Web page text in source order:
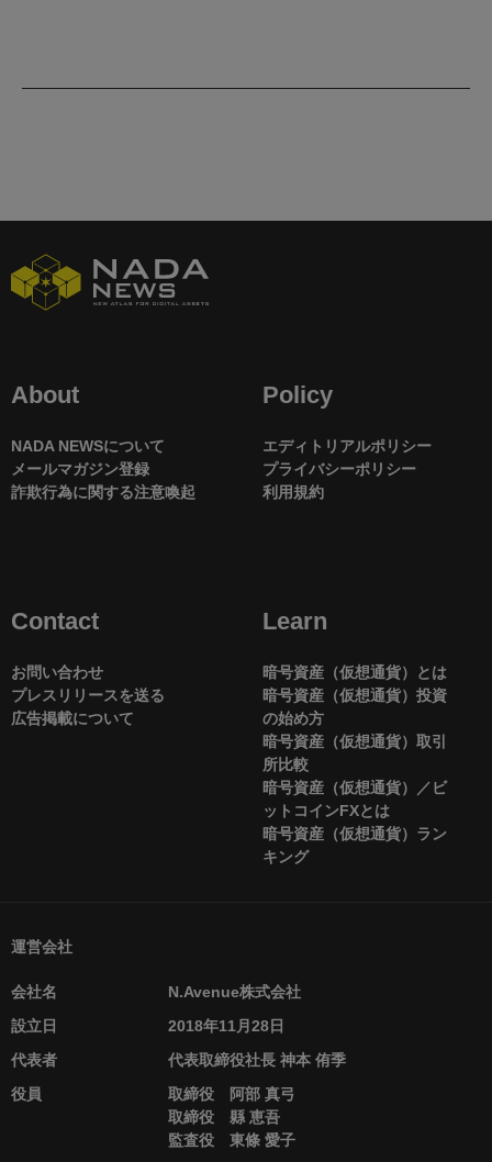
About
NADA NEWSについて
メールマガジン登録
詐欺行為に関する注意喚起
Policy
エディトリアルポリシー
プライバシーポリシー
利用規約
Contact
お問い合わせ
プレスリリースを送る
広告掲載について
Learn
暗号資産（仮想通貨）とは
暗号資産（仮想通貨）投資
の始め方
暗号資産（仮想通貨）取引
所比較
暗号資産（仮想通貨）／ビ
ットコインFXとは
暗号資産（仮想通貨）ラン
キング
運営会社
会社名
N.Avenue株式会社
設立日
2018年11月28日
代表者
代表取締役社長 神本 侑季
役員
取締役 阿部 真弓
取締役 縣 恵吾
監査役 東條 愛子